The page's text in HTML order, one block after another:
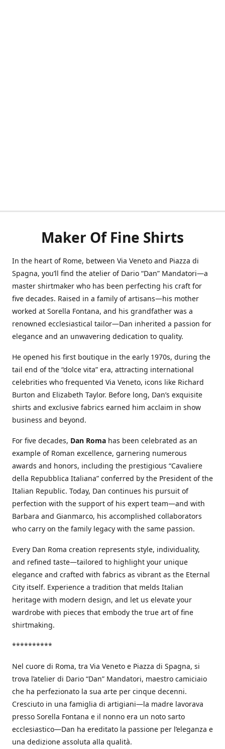
Maker Of Fine Shirts
In the heart of Rome, between Via Veneto and Piazza di
Spagna, you’ll find the atelier of Dario “Dan” Mandatori—a
master shirtmaker who has been perfecting his craft for
five decades. Raised in a family of artisans—his mother
worked at Sorella Fontana, and his grandfather was a
renowned ecclesiastical tailor—Dan inherited a passion for
elegance and an unwavering dedication to quality.
He opened his first boutique in the early 1970s, during the
tail end of the “dolce vita” era, attracting international
celebrities who frequented Via Veneto, icons like Richard
Burton and Elizabeth Taylor. Before long, Dan’s exquisite
shirts and exclusive fabrics earned him acclaim in show
business and beyond.
For five decades, Dan Roma has been celebrated as an
example of Roman excellence, garnering numerous
awards and honors, including the prestigious “Cavaliere
della Repubblica Italiana” conferred by the President of the
Italian Republic. Today, Dan continues his pursuit of
perfection with the support of his expert team—and with
Barbara and Gianmarco, his accomplished collaborators
who carry on the family legacy with the same passion.
Every Dan Roma creation represents style, individuality,
and refined taste—tailored to highlight your unique
elegance and crafted with fabrics as vibrant as the Eternal
City itself. Experience a tradition that melds Italian
heritage with modern design, and let us elevate your
wardrobe with pieces that embody the true art of fine
shirtmaking.
**********
Nel cuore di Roma, tra Via Veneto e Piazza di Spagna, si
trova l’atelier di Dario “Dan” Mandatori, maestro camiciaio
che ha perfezionato la sua arte per cinque decenni.
Cresciuto in una famiglia di artigiani—la madre lavorava
presso Sorella Fontana e il nonno era un noto sarto
ecclesiastico—Dan ha ereditato la passione per l’eleganza e
una dedizione assoluta alla qualità.